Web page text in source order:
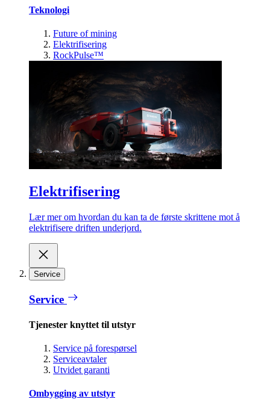
Teknologi
Future of mining
Elektrifisering
RockPulse™
Elektrifisering
Lær mer om hvordan du kan ta de første skrittene mot å
elektrifisere driften underjord.
Service
Service
Tjenester knyttet til utstyr
Service på forespørsel
Serviceavtaler
Utvidet garanti
Ombygging av utstyr